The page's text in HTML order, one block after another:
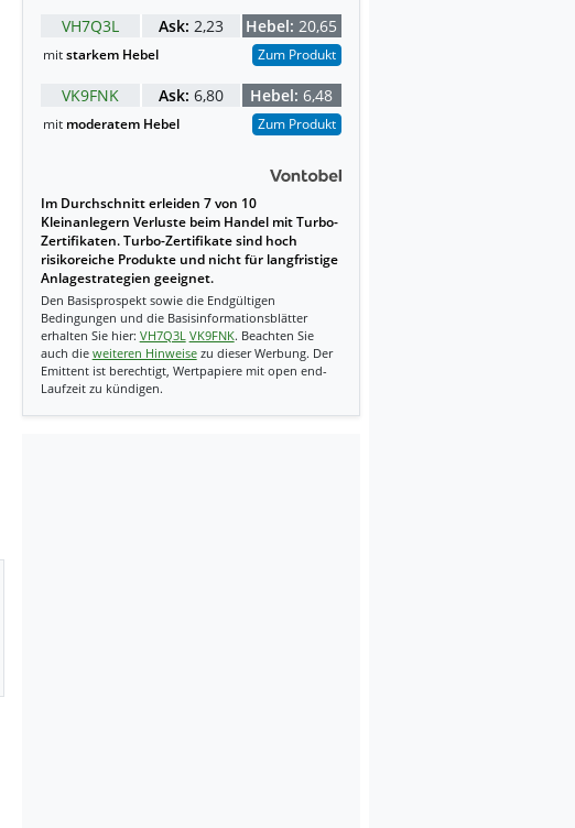
VH7Q3L
Ask: 2,23 Hebel: 20,65
mitstarkem Hebel Zum Produkt
VK9FNK Ask: 6,80 Hebel: 6,48
mit moderatem Hebel Zum Produkt
Im Durchschnitt erleiden 7 von 10
Kleinanlegern Verluste beim Handel mit Turbo-
Zertifikaten. Turbo-Zertifikate sind hoch
risikoreiche Produkte und nicht für langfristige
Anlagestrategien geeignet.
Den Basisprospekt sowie die Endgültigen
Bedingungen und die Basisinformationsblätter
erhalten Sie hier: VH7Q3L VK9FNK. Beachten Sie
auch die weiteren Hinweisezu dieser Werbung. Der
Emittent ist berechtigt, Wertpapiere mit open end-
Laufzeit zu kündigen.